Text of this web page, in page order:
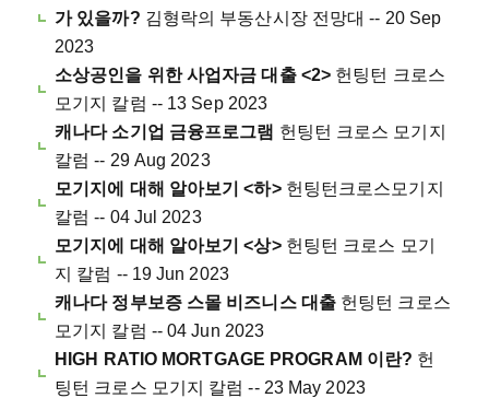
가 있을까? 김형락의 부동산시장 전망대 -- 20 Sep
2023
소상공인을 위한 사업자금 대출 <2> 헌팅턴 크로스
모기지 칼럼 -- 13 Sep 2023
캐나다 소기업 금융프로그램 헌팅턴 크로스 모기지
칼럼 -- 29 Aug 2023
모기지에 대해 알아보기 <하>헌팅턴크로스모기지
칼럼 -- 04 Jul 2023
모기지에 대해 알아보기 <상>헌팅턴 크로스 모기
지 칼럼 -- 19 Jun 2023
캐나다 정부보증 스몰 비즈니스 대출헌팅턴 크로스
모기지 칼럼 -- 04 Jun 2023
HIGH RATIO MORTGAGE PROGRAM 이란? 헌
팅턴 크로스 모기지 칼럼 -- 23 May 2023